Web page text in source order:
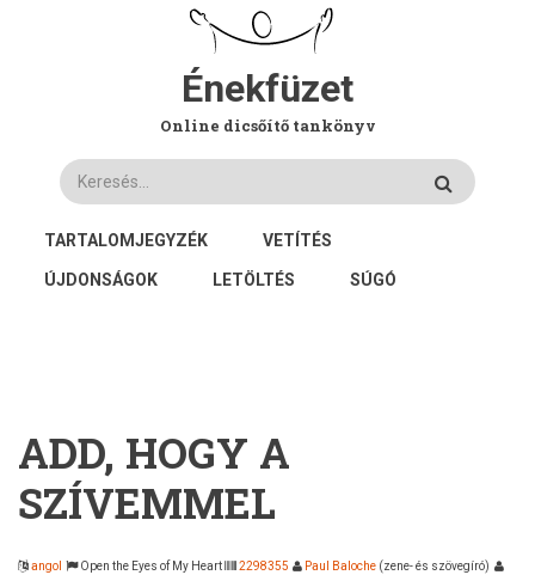
Énekfüzet
Online dicsőítő tankönyv
Keresés
FŐ
NAVIGÁCIÓ
TARTALOMJEGYZÉK VETÍTÉS
ÚJDONSÁGOK LETÖLTÉS SÚGÓ
ADD, HOGY A
SZÍVEMMEL
angol Open the Eyes of My Heart 2298355 Paul Baloche (zene- és szövegíró)